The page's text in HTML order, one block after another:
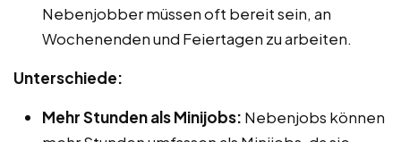
Nebenjobber müssen oft bereit sein, an
Wochenenden und Feiertagen zu arbeiten.
Unterschiede:
Mehr Stunden als Minijobs: Nebenjobs können